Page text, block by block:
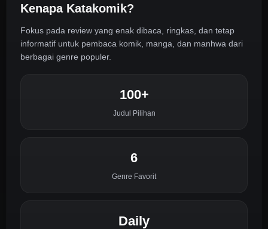
Kenapa Katakomik?
Fokus pada review yang enak dibaca, ringkas, dan tetap
informatif untuk pembaca komik, manga, dan manhwa dari
berbagai genre populer.
100+
Judul Pilihan
6
Genre Favorit
Daily